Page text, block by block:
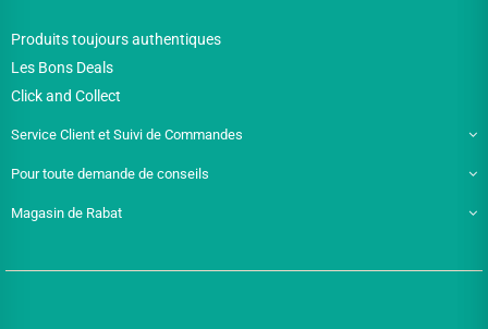
Produits toujours authentiques
Les Bons Deals
Click and Collect
Service Client et Suivi de Commandes
Pour toute demande de conseils
Magasin de Rabat